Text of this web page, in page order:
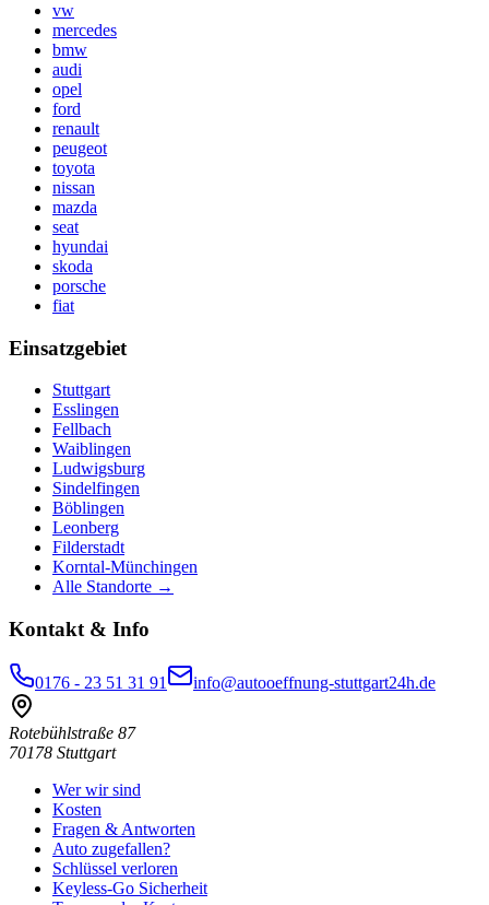
vw
mercedes
bmw
audi
opel
ford
renault
peugeot
toyota
nissan
mazda
seat
hyundai
skoda
porsche
fiat
Einsatzgebiet
Stuttgart
Esslingen
Fellbach
Waiblingen
Ludwigsburg
Sindelfingen
Böblingen
Leonberg
Filderstadt
Korntal-Münchingen
Alle Standorte →
Kontakt & Info
0176 - 23 51 31 91 info@autooeffnung-stuttgart24h.de
Rotebühlstraße 87
70178 Stuttgart
Wer wir sind
Kosten
Fragen & Antworten
Auto zugefallen?
Schlüssel verloren
Keyless-Go Sicherheit